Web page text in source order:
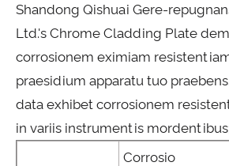
Shandong Qishuai Gere-
Ltd.'s Chrome Cladding Plate
corrosionem eximiam
praesidium apparatu tuo
data exhibet corrosionem
in variis instrumentis
Corrosio